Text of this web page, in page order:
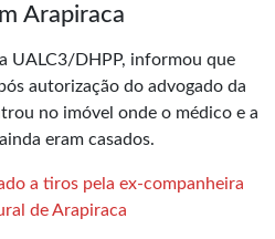
Arapiraca
UALC3/DHPP, informou que
autorização do advogado da
no imóvel onde o médico e a
eram casados.
a tiros pela ex-companheira
de Arapiraca